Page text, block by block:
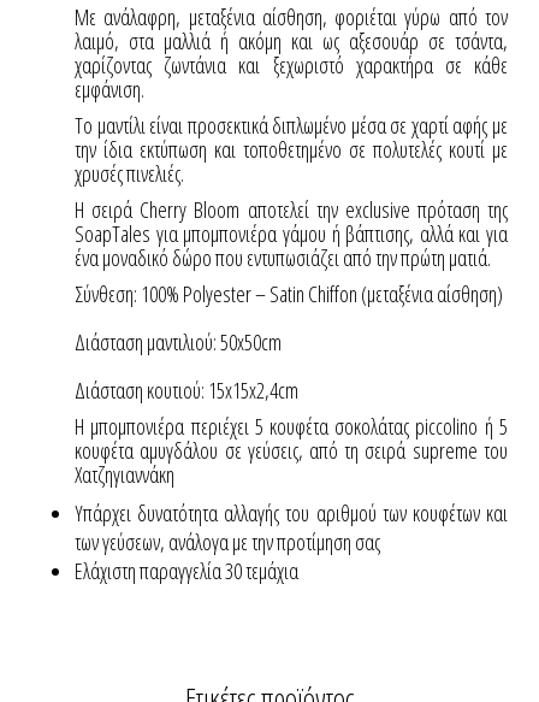
Με ανάλαφρη, μεταξένια αίσθηση, φοριέται γύρω από τον
λαιμό, στα μαλλιά ή ακόμη και ως αξεσουάρ σε τσάντα,
χαρίζοντας ζωντάνια και ξεχωριστό χαρακτήρα σε κάθε
εμφάνιση.
Το μαντίλι είναι προσεκτικά διπλωμένο μέσα σε χαρτί αφής με
την ίδια εκτύπωση και τοποθετημένο σε πολυτελές κουτί με
χρυσές πινελιές.
Η σειρά Cherry Bloom αποτελεί την exclusive πρόταση της
SoapTales για μπομπονιέρα γάμου ή βάπτισης, αλλά και για
ένα μοναδικό δώρο που εντυπωσιάζει από την πρώτη ματιά.
Σύνθεση: 100% Polyester – Satin Chiffon (μεταξένια αίσθηση)
Διάσταση μαντιλιού: 50x50cm
Διάσταση κουτιού: 15x15x2,4cm
Η μπομπονιέρα περιέχει 5 κουφέτα σοκολάτας piccolino ή 5
κουφέτα αμυγδάλου σε γεύσεις, από τη σειρά supreme του
Χατζηγιαννάκη
Yπάρχει δυνατότητα αλλαγής του αριθμού των κουφέτων και
των γεύσεων, ανάλογα με την προτίμηση σας
Ελάχιστη παραγγελία 30 τεμάχια